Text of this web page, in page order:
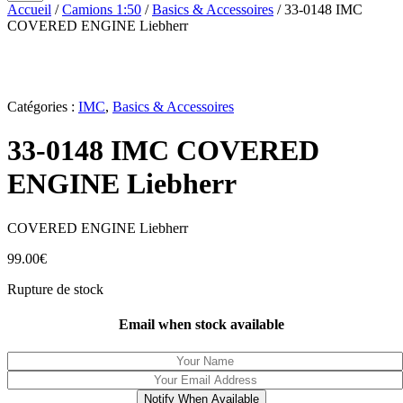
Accueil /Camions 1:50 /Basics & Accessoires / 33-0148 IMC
COVERED ENGINE Liebherr
Catégories : IMC, Basics & Accessoires
33-0148 IMC COVERED
ENGINE Liebherr
COVERED ENGINE Liebherr
99.00€
Rupture de stock
Email when stock available
Notify When Available